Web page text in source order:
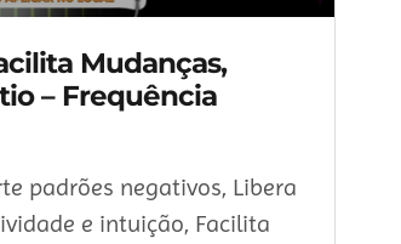
Mudanças,
– Frequência
padrões negativos, Libera
e intuição, Facilita